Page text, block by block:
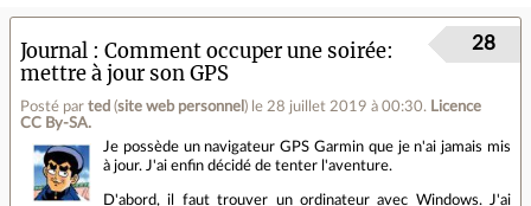
Journal
Comment occuper une soirée:
mettre à jour son GPS
Posté par ted (site web personnel ) le 28 juillet 2019 à 00:30. Licence
CC By‑SA.
28
Je possède un navigateur GPS Garmin que je n'ai jamais mis
à jour. J'ai enfin décidé de tenter l'aventure.
D'abord, il faut trouver un ordinateur avec Windows. J'ai